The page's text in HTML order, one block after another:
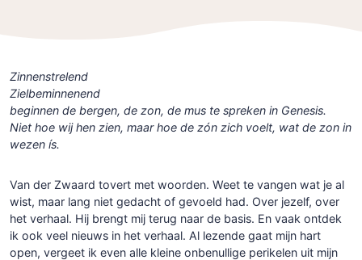
Zinnenstrelend
Zielbeminnenend
beginnen de bergen, de zon, de mus te spreken in Genesis.
Niet hoe wij hen zien, maar hoe de zón zich voelt, wat de zon in
wezen ís.
Van der Zwaard tovert met woorden. Weet te vangen wat je al
wist, maar lang niet gedacht of gevoeld had. Over jezelf, over
het verhaal. Hij brengt mij terug naar de basis. En vaak ontdek
ik ook veel nieuws in het verhaal. Al lezende gaat mijn hart
open, vergeet ik even alle kleine onbenullige perikelen uit mijn